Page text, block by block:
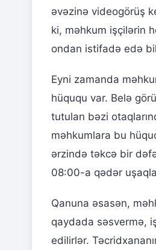
əvəzinə videogörüş
ki, məhkum işçilərin
ondan istifadə edə
Eyni zamanda
hüququ var. Belə
tutulan bəzi
məhkumlara bu
ərzində təkcə bir
08:00-a qədər
Qanuna əsasən,
qaydada səsvermə,
edilirlər.